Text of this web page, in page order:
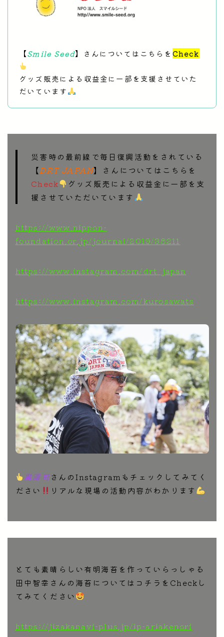
【Smile Seed】さんについてはこちらを Check
グッズ販売による収益金に一部を支援させていた
だいています
災害時の最前線で毎日復興活動をされている
【DRT JAPAN】さんについてはこちらを
Check
グッズ販売による収益金に一部を支
援させていただいています
https://www.nippon-
foundation.or.jp/journal/2019/38211
https://www.instagram.com/drt_japan
https://www.instagram.com/kurosawats
黒澤司さんのInstagramもチェックしてみてく
ださい
リアルな現場の活動内容がわかります
とても素晴らしい有明海苔を作っていらっしゃる
田中智幸さんの海苔についてはコチラをCheckし
てみてください
https://jizakanavi-plus.jp/lp-ariakenori